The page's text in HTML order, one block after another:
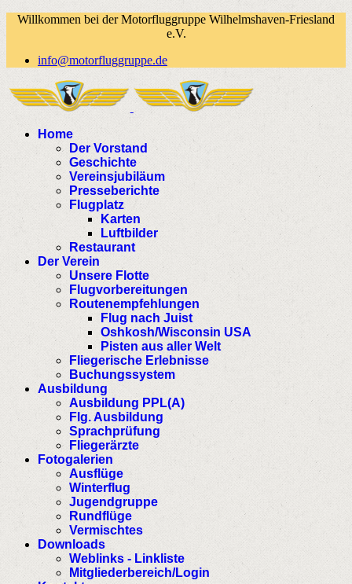
Willkommen bei der Motorfluggruppe Wilhelmshaven-Friesland
e.V.
info@motorfluggruppe.de
Home
Der Vorstand
Geschichte
Vereinsjubiläum
Presseberichte
Flugplatz
Karten
Luftbilder
Restaurant
Der Verein
Unsere Flotte
Flugvorbereitungen
Routenempfehlungen
Flug nach Juist
Oshkosh/Wisconsin USA
Pisten aus aller Welt
Fliegerische Erlebnisse
Buchungssystem
Ausbildung
Ausbildung PPL(A)
Flg. Ausbildung
Sprachprüfung
Fliegerärzte
Fotogalerien
Ausflüge
Winterflug
Jugendgruppe
Rundflüge
Vermischtes
Downloads
Weblinks - Linkliste
Mitgliederbereich/Login